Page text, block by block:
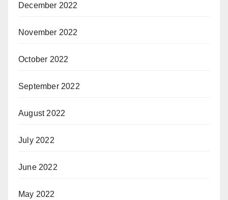
December 2022
November 2022
October 2022
September 2022
August 2022
July 2022
June 2022
May 2022